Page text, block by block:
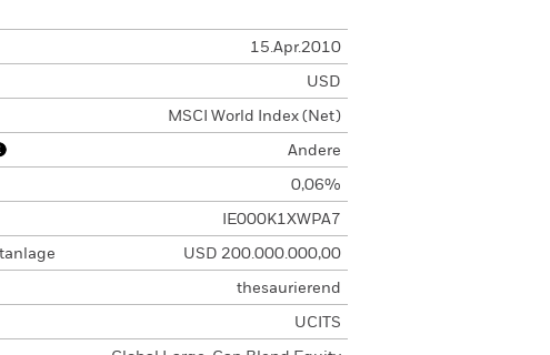
15.Apr.2010
USD
MSCI World Index (Net)
Andere
0,06%
IE000K1XWPA7
USD 200.000.000,00
thesaurierend
UCITS